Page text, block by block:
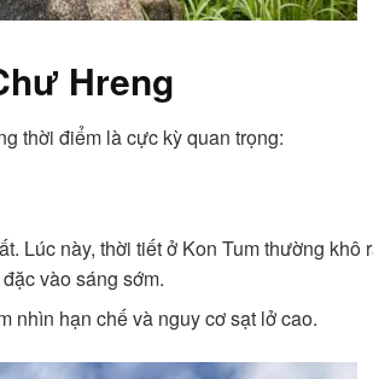
Hreng​
thời điểm là cực kỳ quan trọng:
Lúc này, thời tiết ở Kon Tum thường khô
vào sáng sớm.
nhìn hạn chế và nguy cơ sạt lở cao.